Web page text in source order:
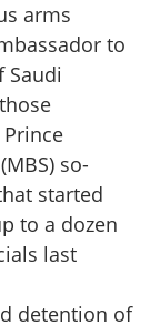
arms
to
Saudi
so-
started
to a dozen
last
detention of